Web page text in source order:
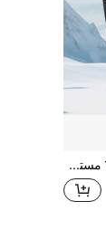
مروحة يدوية محمولة، 100 مستوى سرعة الرياح، تشغيل . مزودة بضوء LED وراس مروحة قابل للدوران 180 درجة، مروحة محمولة، مروحة توربو، ضروري للعطلات.